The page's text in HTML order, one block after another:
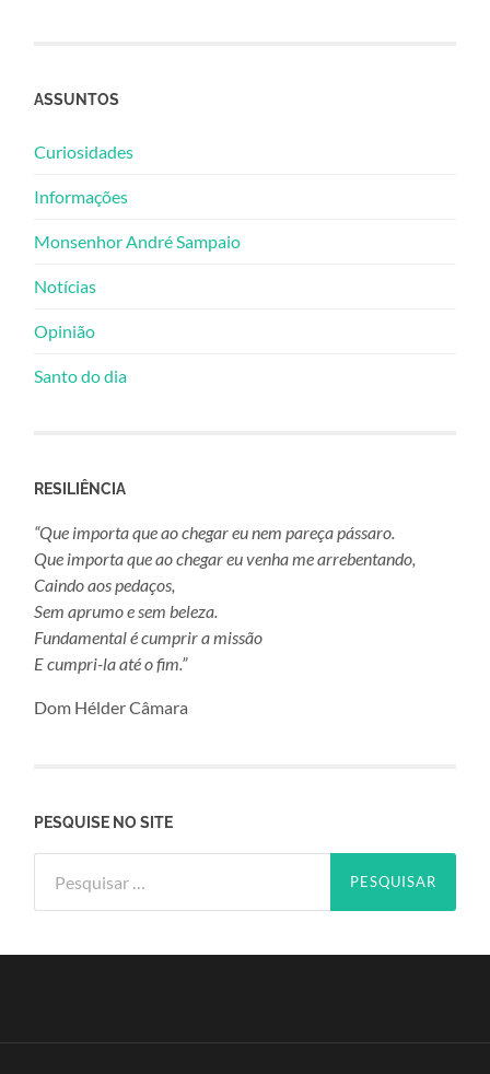
ASSUNTOS
Curiosidades
Informações
Monsenhor André Sampaio
Notícias
Opinião
Santo do dia
RESILIÊNCIA
“Que importa que ao chegar eu nem pareça pássaro.
Que importa que ao chegar eu venha me arrebentando,
Caindo aos pedaços,
Sem aprumo e sem beleza.
Fundamental é cumprir a missão
E cumpri-la até o fim.”
Dom Hélder Câmara
PESQUISE NO SITE
por: